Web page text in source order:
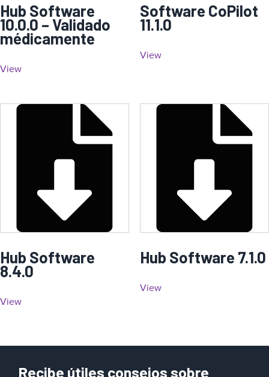
Hub Software
10.0.0 – Validado
médicamente
View
Software CoPilot
11.1.0
View
Hub Software
8.4.0
View
Hub Software 7.1.0
View
Recibe útiles consejos sobre